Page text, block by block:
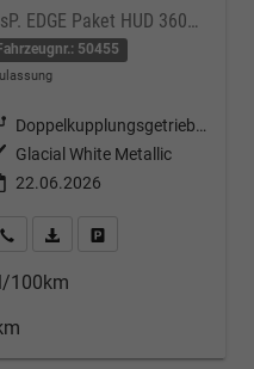
Business 1.5eTSI DSG BusinessP. EDGE Paket HUD 360Cam- DIGITAL DRIVE - INTELLIGENT L Gepäcktrennnetz
50455
Getriebe
Doppelkupplungsgetriebe (DSG)
Glacial White Metallic
22.06.2026
Kontakt & Angebot anfordern
PDF-Datei, Fahrzeugexposé
100km